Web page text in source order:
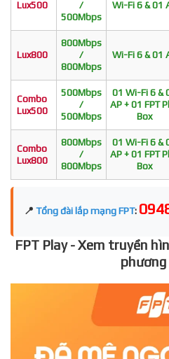
Lux500
/
500Mbps
Wi-Fi 6 & 01
Lux800
800Mbps
/
800Mbps
Wi-Fi 6 & 01
Combo
Lux500
500Mbps
/
500Mbps
01 Wi-Fi 6 &
AP + 01 FPT
Box
Combo
Lux800
800Mbps
/
800Mbps
01 Wi-Fi 6 &
AP + 01 FPT
Box
📍 Tổng đài lắp mạng FPT:
FPT Play - Xem truyền